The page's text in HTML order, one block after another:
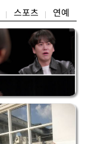
스포츠 연예